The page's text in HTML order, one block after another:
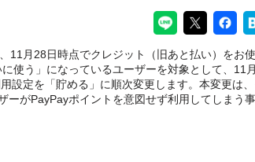
月28日時点でクレジット（旧あと払い）をお
使う」になっているユーザーを対象として、11月
設定を「貯める」に順次変更します。本変更は、
ーがPayPayポイントを意図せず利用してしまう